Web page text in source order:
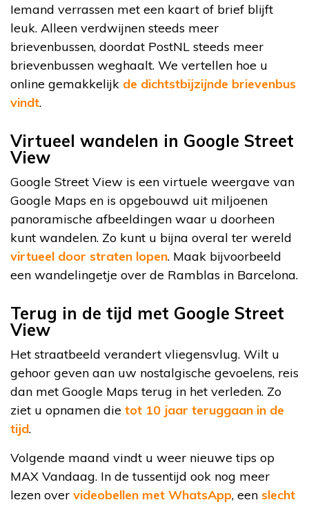
Iemand verrassen met een kaart of brief blijft
leuk. Alleen verdwijnen steeds meer
brievenbussen, doordat PostNL steeds meer
brievenbussen weghaalt. We vertellen hoe u
online gemakkelijk de dichtstbijzijnde brievenbus
vindt.
Virtueel wandelen in Google Street
View
Google Street View is een virtuele weergave van
Google Maps en is opgebouwd uit miljoenen
panoramische afbeeldingen waar u doorheen
kunt wandelen. Zo kunt u bijna overal ter wereld
virtueel door straten lopen. Maak bijvoorbeeld
een wandelingetje over de Ramblas in Barcelona.
Terug in de tijd met Google Street
View
Het straatbeeld verandert vliegensvlug. Wilt u
gehoor geven aan uw nostalgische gevoelens, reis
dan met Google Maps terug in het verleden. Zo
ziet u opnamen die tot 10 jaar teruggaan in de
tijd.
Volgende maand vindt u weer nieuwe tips op
MAX Vandaag. In de tussentijd ook nog meer
lezen over videobellen met WhatsApp, een slecht